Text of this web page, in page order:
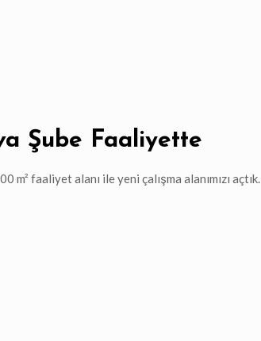
Şube Faaliyette
m² faaliyet alanı ile yeni çalışma alanımızı açtık.